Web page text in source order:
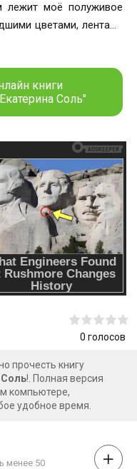
моё полуживое
цветами, лентами
меня похоронили…
пути женщину,
лет и в подарок
книги
Соль"
0 голосов
прочесть книгу
Соль!. Полная версия
компьютере,
удобное время.
менее 50